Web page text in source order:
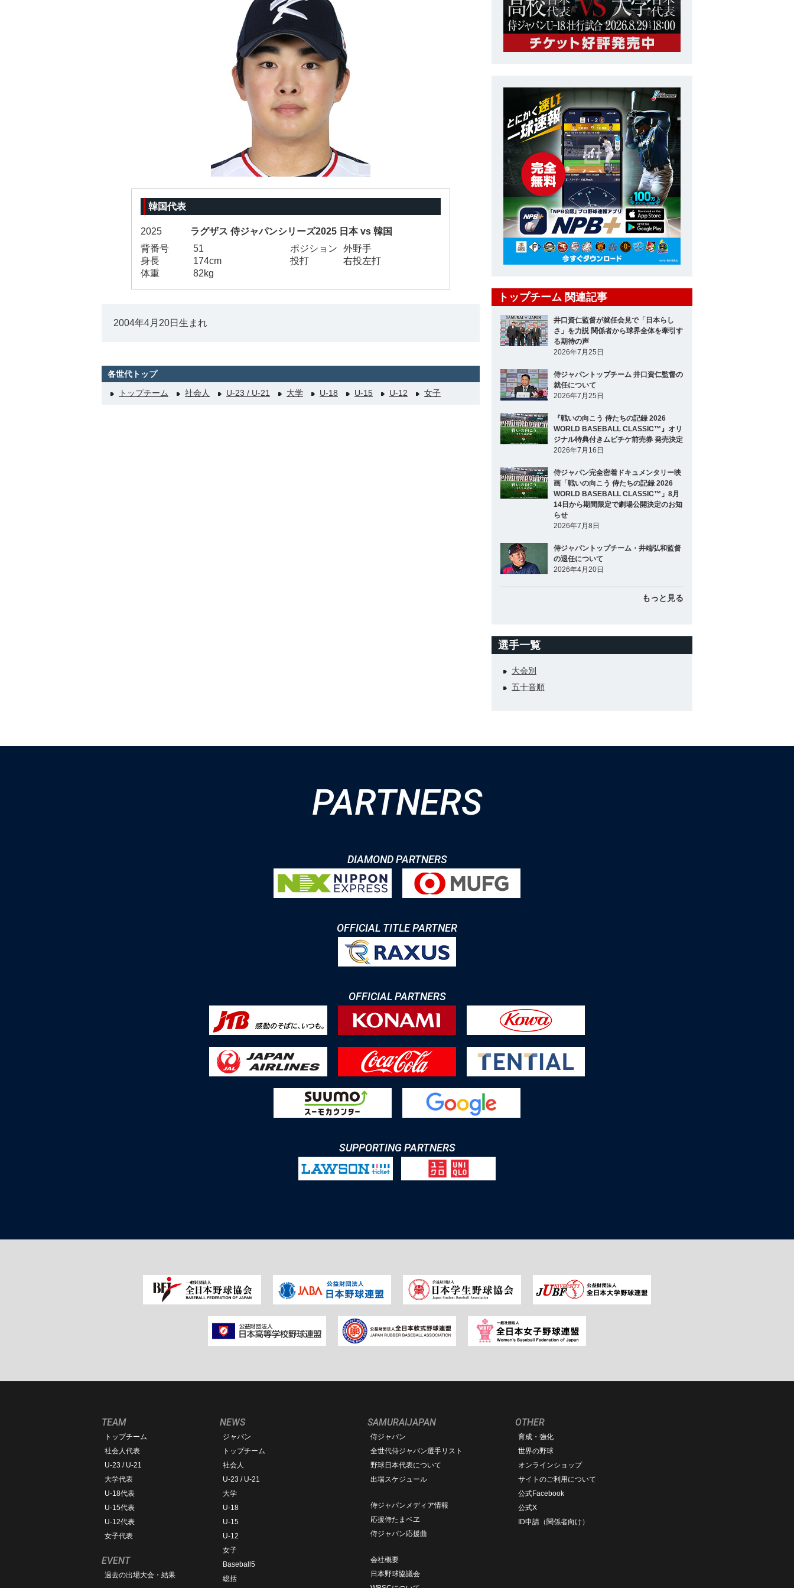
韓国代表
2025 ラグザス 侍ジャパンシリーズ2025 日本 vs 韓国
背番号
51 ポジション
外野手
身長
174cm 投打
右投左打
体重
82kg
2004年4月20日生まれ
各世代トップ
トップチーム
社会人 U-23 / U-21 大学 U-18 U-15 U-12 女子
トップチーム 関連記事
井口資仁監督が就任会見で「日本らし
さ」を力説 関係者から球界全体を牽引す
る期待の声
2026年7月25日
侍ジャパントップチーム 井口資仁監督の
就任について
2026年7月25日
『戦いの向こう 侍たちの記録 2026
WORLD BASEBALL CLASSIC™』オリ
ジナル特典付きムビチケ前売券 発売決定
2026年7月16日
侍ジャパン完全密着ドキュメンタリー映
画「戦いの向こう 侍たちの記録 2026
WORLD BASEBALL CLASSIC™」8月
14日から期間限定で劇場公開決定のお知
らせ
2026年7月8日
侍ジャパントップチーム・井端弘和監督
の退任について
2026年4月20日
もっと見る
選手一覧
大会別
五十音順
PARTNERS
DIAMOND PARTNERS
OFFICIAL TITLE PARTNER
OFFICIAL PARTNERS
SUPPORTING PARTNERS
TEAM
トップチーム
社会人代表
U-23 / U-21
大学代表
U-18代表
U-15代表
U-12代表
女子代表
EVENT
過去の出場大会・結果
NEWS
ジャパン
トップチーム
社会人
U-23 / U-21
大学
U-18
U-15
U-12
女子
Baseball5
総括
SAMURAIJAPAN
侍ジャパン
全世代侍ジャパン選手リスト
野球日本代表について
出場スケジュール
侍ジャパンメディア情報
応援侍たまベヱ
侍ジャパン応援曲
会社概要
日本野球協議会
OTHER
育成・強化
世界の野球
オンラインショップ
サイトのご利用について
公式Facebook
公式X
ID申請（関係者向け）